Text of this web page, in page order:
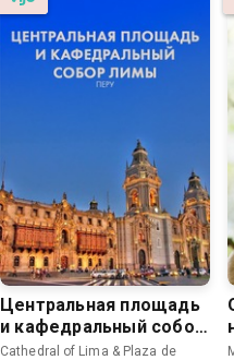
Центральная площадь
и кафедральный собор
Лимы, Перу
Cathedral of Lima & Plaza de